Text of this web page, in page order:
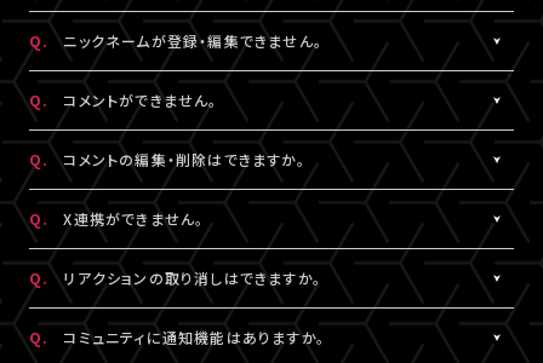
※ポイントの現金への換金はできません。
※ポイントを他人に譲渡したり、別のA!-IDでの保有ポイントと合
算してご使用いただく事はできません。
※正しくお支払いいただけなかった場合、付与したポイントを回収
させていただく場合がございます。
なお、各公演・視聴チケット種別によりコミュニティ機能の有無は
異なります。
また、コミュニティごと（配信ごと）に、コンテンツの内容や投稿頻
度などは異なります。予めご了承ください。
ことができます。
A.
配信視聴ページに投稿される期間限定コンテンツをお楽しみいた
だけるほか、投稿されたコンテンツに対して、コメントやリアクショ
ンをすることができます。
また、他のユーザーのコメントに対してもリアクションをすること
ができます。
Q. ニックネームが登録・編集できません。
A.
コメントをするには、ニックネームの設定が必要です。
ニックネームは「マイページ」内「投稿設定」にて登録・変更が可能
です。
絵文字・機種依存文字等が含まれている場合は登録できませんの
でご注意ください。
なお、ユーザーがニックネームを変更した場合であっても、過去の
コメントのニックネームは変更されず、変更前のニックネームが表
示されます。
※ニックネームの登録・編集は配信視聴ページからも設定いただ
けます。
Q. コメントができません。
A. コミュニティ機能ガイドラインに反している可能性がございます。
入力内容を変更してもコメントができない場合は
こちら
にお問い合
わせください。
Q. コメントの編集・削除はできますか。
A.
ご自身のコメントは「削除する」より削除することができます。
ただし、一度投稿済みのコメントを編集することはできません。編
集したい場合は、投稿済みのコメントを削除してから新たにコメン
トしていただく必要がございます。
Q. X連携ができません。
A.
X連携は「マイページ」内「投稿設定」にて設定が可能です。
詳しくは こちらをご確認ください。
※X連携は配信視聴ページからも設定いただけます。
※公演によってはX連携をご利用いただけない場合があります。
Q. リアクションの取り消しはできますか。
A.
ご自身でつけたリアクションは再度「♡」を押していただくことで取
り消しすることができます。
Q. コミュニティに通知機能はありますか。